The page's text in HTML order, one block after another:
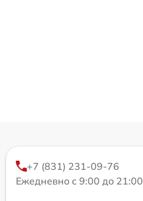
+7 (831) 231-09-76
Ежедневно с 9:00 до 21:00